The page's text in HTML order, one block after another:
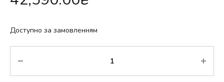
Доступно за замовленням